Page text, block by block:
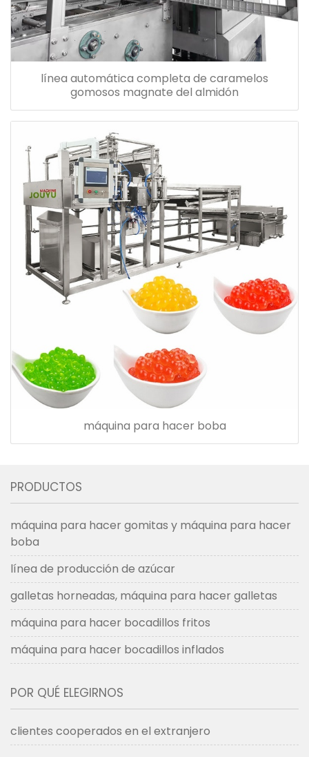
línea automática completa de caramelos
gomosos magnate del almidón
máquina para hacer boba
PRODUCTOS
máquina para hacer gomitas y máquina para hacer
boba
línea de producción de azúcar
galletas horneadas, máquina para hacer galletas
máquina para hacer bocadillos fritos
máquina para hacer bocadillos inflados
POR QUÉ ELEGIRNOS
clientes cooperados en el extranjero